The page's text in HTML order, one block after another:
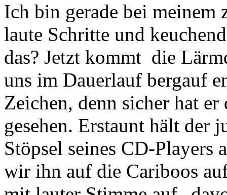
Ich bin gerade bei meinem
laute Schritte und
das? Jetzt kommt die
uns im Dauerlauf bergauf
Zeichen, denn sicher hat
gesehen. Erstaunt hält der
Stöpsel seines CD-Players
wir ihn auf die Cariboos